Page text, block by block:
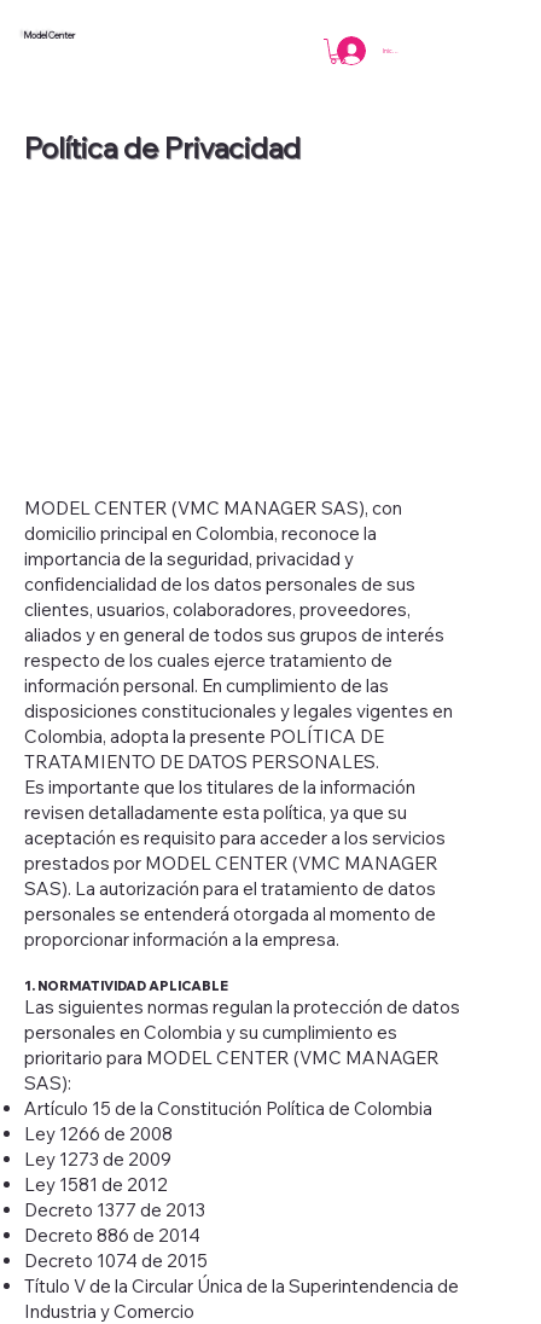
Iniciar sesión
Model Center
Política de Privacidad
MODEL CENTER (VMC MANAGER SAS), con
domicilio principal en Colombia, reconoce la
importancia de la seguridad, privacidad y
confidencialidad de los datos personales de sus
clientes, usuarios, colaboradores, proveedores,
aliados y en general de todos sus grupos de interés
respecto de los cuales ejerce tratamiento de
información personal. En cumplimiento de las
disposiciones constitucionales y legales vigentes en
Colombia, adopta la presente POLÍTICA DE
TRATAMIENTO DE DATOS PERSONALES.
Es importante que los titulares de la información
revisen detalladamente esta política, ya que su
aceptación es requisito para acceder a los servicios
prestados por MODEL CENTER (VMC MANAGER
SAS). La autorización para el tratamiento de datos
personales se entenderá otorgada al momento de
proporcionar información a la empresa.
1. NORMATIVIDAD APLICABLE
Las siguientes normas regulan la protección de datos
personales en Colombia y su cumplimiento es
prioritario para MODEL CENTER (VMC MANAGER
SAS):
Artículo 15 de la Constitución Política de Colombia
Ley 1266 de 2008
Ley 1273 de 2009
Ley 1581 de 2012
Decreto 1377 de 2013
Decreto 886 de 2014
Decreto 1074 de 2015
Título V de la Circular Única de la Superintendencia de
Industria y Comercio